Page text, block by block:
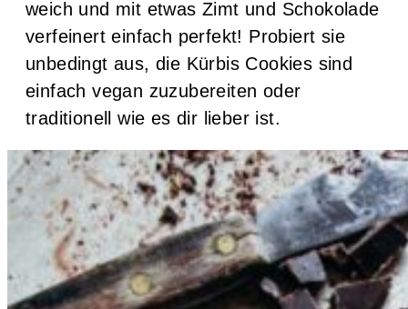
weich und mit etwas Zimt und Schokolade
verfeinert einfach perfekt! Probiert sie
unbedingt aus, die Kürbis Cookies sind
einfach vegan zuzubereiten oder
traditionell wie es dir lieber ist.